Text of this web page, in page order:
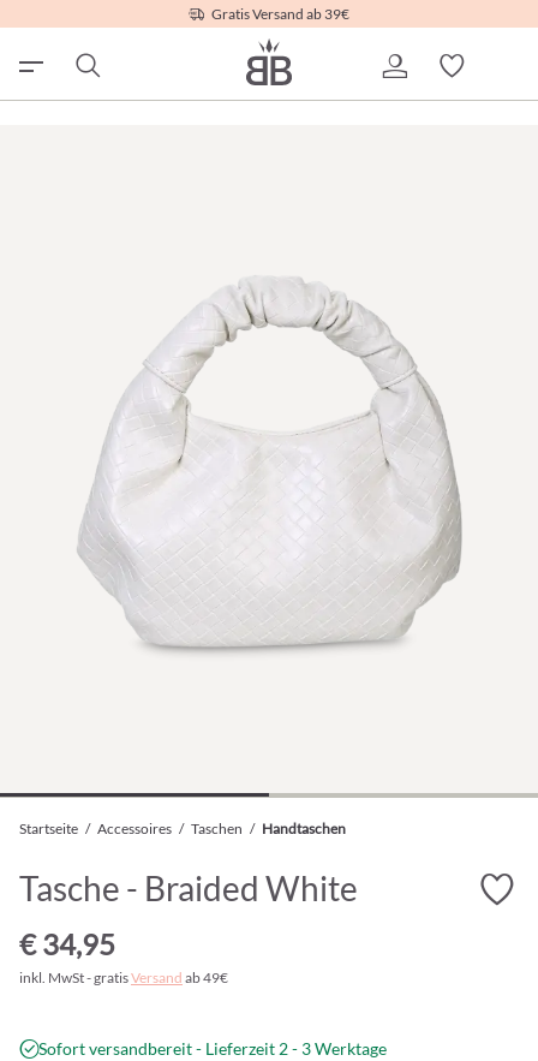
Gratis Versand ab 39€
Startseite / Accessoires / Taschen / Handtaschen
Tasche - Braided White
€ 34,95
inkl. MwSt - gratisVersand ab 49€
Sofort versandbereit - Lieferzeit 2 - 3 Werktage